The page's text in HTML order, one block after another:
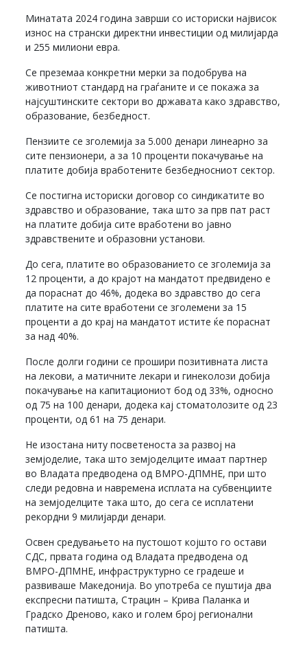
Минатата 2024 година заврши со историски највисок
износ на странски директни инвестиции од милијарда
и 255 милиони евра.
Се преземаа конкретни мерки за подобрува на
животниот стандард на граѓаните и се покажа за
најсуштинските сектори во државата како здравство,
образование, безбедност.
Пензиите се зголемија за 5.000 денари линеарно за
сите пензионери, а за 10 проценти покачување на
платите добија вработените безбедносниот сектор.
Се постигна историски договор со синдикатите во
здравство и образование, така што за прв пат раст
на платите добија сите вработени во јавно
здравствените и образовни установи.
До сега, платите во образованието се зголемија за
12 проценти, а до крајот на мандатот предвидено е
да пораснат до 46%, додека во здравство до сега
платите на сите вработени се зголемени за 15
проценти а до крај на мандатот истите ќе пораснат
за над 40%.
После долги години се прошири позитивната листа
на лекови, а матичните лекари и гинеколози добија
покачување на капитациониот бод од 33%, односно
од 75 на 100 денари, додека кај стоматолозите од 23
проценти, од 61 на 75 денари.
Не изостана ниту посветеноста за развој на
земјоделие, така што земјоделците имаат партнер
во Владата предводена од ВМРО-ДПМНЕ, при што
следи редовна и навремена исплата на субвенциите
на земјоделците така што, до сега се исплатени
рекордни 9 милијарди денари.
Освен средувањето на пустошот којшто го остави
СДС, првата година од Владата предводена од
ВМРО-ДПМНЕ, инфраструктурно се градеше и
развиваше Македонија. Во употреба се пуштија два
експресни патишта, Страцин – Крива Паланка и
Градско Дреново, како и голем број регионални
патишта.